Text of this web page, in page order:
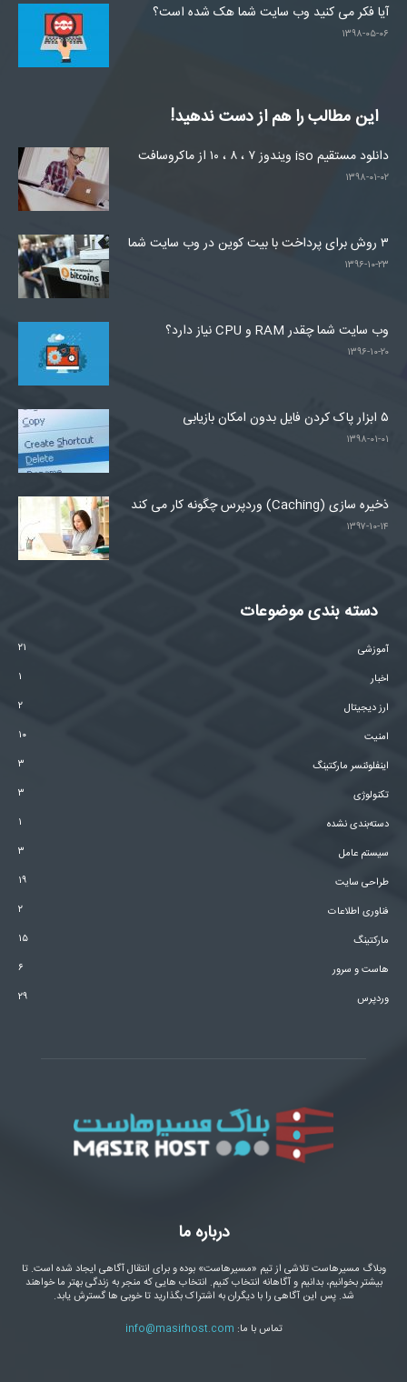
آیا فکر می کنید وب سایت شما هک شده است؟
۱۳۹۸-۰۵-۰۶
این مطالب را هم از دست ندهید!
دانلود مستقیم iso ویندوز ۷ ، ۸ ، ۱۰ از ماکروسافت
۱۳۹۸-۰۱-۰۲
۳ روش برای پرداخت با بیت کوین در وب سایت شما
۱۳۹۶-۱۰-۲۳
وب سایت شما چقدر RAM و CPU نیاز دارد؟
۱۳۹۶-۱۰-۲۰
۵ ابزار پاک کردن فایل بدون امکان بازیابی
۱۳۹۸-۰۱-۰۱
ذخیره سازی (Caching) وردپرس چگونه کار می کند
۱۳۹۷-۱۰-۱۴
دسته بندی موضوعات
آموزشی
۲۱
اخبار
۱
ارز دیجیتال
۲
امنیت
۱۰
اینفلوئنسر مارکتینگ
۳
تکنولوژی
۳
دسته‌بندی نشده
۱
سیستم عامل
۳
طراحی سایت
۱۹
فناوری اطلاعات
۲
مارکتینگ
۱۵
هاست و سرور
۶
وردپرس
۲۹
درباره ما
وبلاگ مسیرهاست تلاشی از تیم «مسیرهاست» بوده و برای انتقال آگاهی ایجاد شده است. تا
بیشتر بخوانیم، بدانیم و آگاهانه انتخاب کنیم. انتخاب هایی که منجر به زندگی بهتر ما خواهند
شد. پس این آگاهی را با دیگران به اشتراک بگذارید تا خوبی ها گسترش یابد.
تماس با ما: info@masirhost.com